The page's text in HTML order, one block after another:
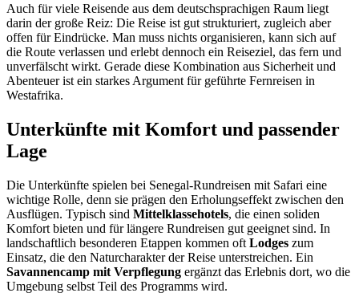
Auch für viele Reisende aus dem deutschsprachigen Raum liegt
darin der große Reiz: Die Reise ist gut strukturiert, zugleich aber
offen für Eindrücke. Man muss nichts organisieren, kann sich auf
die Route verlassen und erlebt dennoch ein Reiseziel, das fern und
unverfälscht wirkt. Gerade diese Kombination aus Sicherheit und
Abenteuer ist ein starkes Argument für geführte Fernreisen in
Westafrika.
Unterkünfte mit Komfort und passender
Lage
Die Unterkünfte spielen bei Senegal-Rundreisen mit Safari eine
wichtige Rolle, denn sie prägen den Erholungseffekt zwischen den
Ausflügen. Typisch sind Mittelklassehotels, die einen soliden
Komfort bieten und für längere Rundreisen gut geeignet sind. In
landschaftlich besonderen Etappen kommen oft Lodges zum
Einsatz, die den Naturcharakter der Reise unterstreichen. Ein
Savannencamp mit Verpflegung ergänzt das Erlebnis dort, wo die
Umgebung selbst Teil des Programms wird.